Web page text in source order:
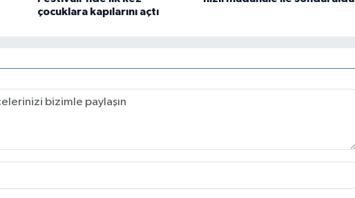
çocuklara kapılarını açtı